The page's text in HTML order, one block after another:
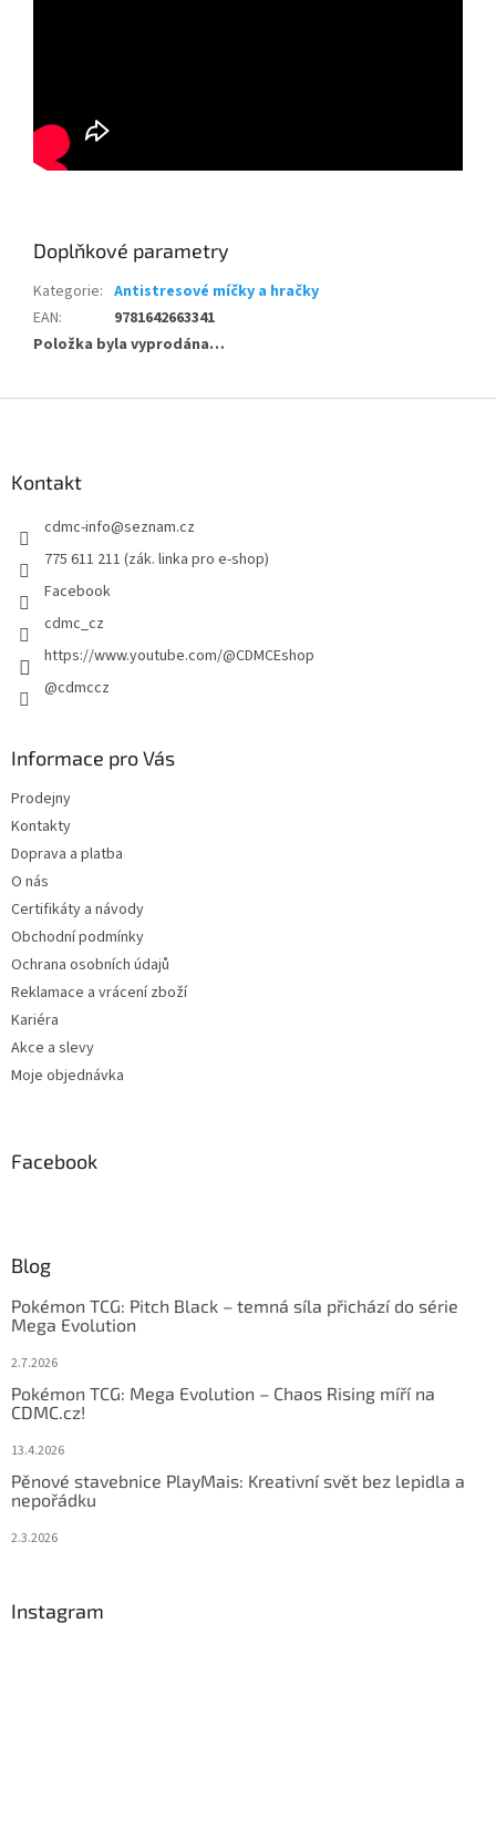
Doplňkové parametry
Kategorie: Antistresové míčky a hračky
EAN:
9781642663341
Položka byla vyprodána…
Kontakt
cdmc-info@seznam.cz
775 611 211 (zák. linka pro e-shop)
Facebook
cdmc_cz
https://www.youtube.com/@CDMCEshop
@cdmccz
Informace pro Vás
Prodejny
Kontakty
Doprava a platba
O nás
Certifikáty a návody
Obchodní podmínky
Ochrana osobních údajů
Reklamace a vrácení zboží
Kariéra
Akce a slevy
Moje objednávka
Facebook
Blog
Pokémon TCG: Pitch Black – temná síla přichází do série
Mega Evolution
2.7.2026
Pokémon TCG: Mega Evolution – Chaos Rising míří na
CDMC.cz!
13.4.2026
Pěnové stavebnice PlayMais: Kreativní svět bez lepidla a
nepořádku
2.3.2026
Instagram